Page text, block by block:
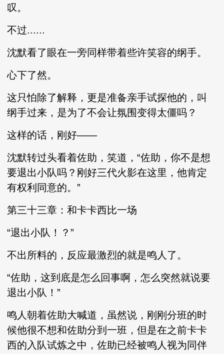
叹。
不过......
沈默看了眼在一旁同样带着些许笑容的纲手。
心下了然。
这只怕除了解释，更是准备亲手试探他的，叫
纲手过来，是为了不会让氛围变得太僵吗？
这样的话，刚好——
沈默转过头看着佐助，笑道，“佐助，你不是想
要退出小队吗？刚好三代火影在这里，他肯定
有权利同意的。”
第三十三章：和卡卡西比一场
“退出小队！？”
不出所料的，反应最激烈的就是鸣人了。
“佐助，这到底是怎么回事啊，怎么突然就说要
退出小队！”
鸣人朝着佐助大喊道，虽然说，刚刚分班的时
候他很不想和佐助分到一班，但是在之前卡卡
西的入队试炼之中，佐助已经被鸣人视为同伴